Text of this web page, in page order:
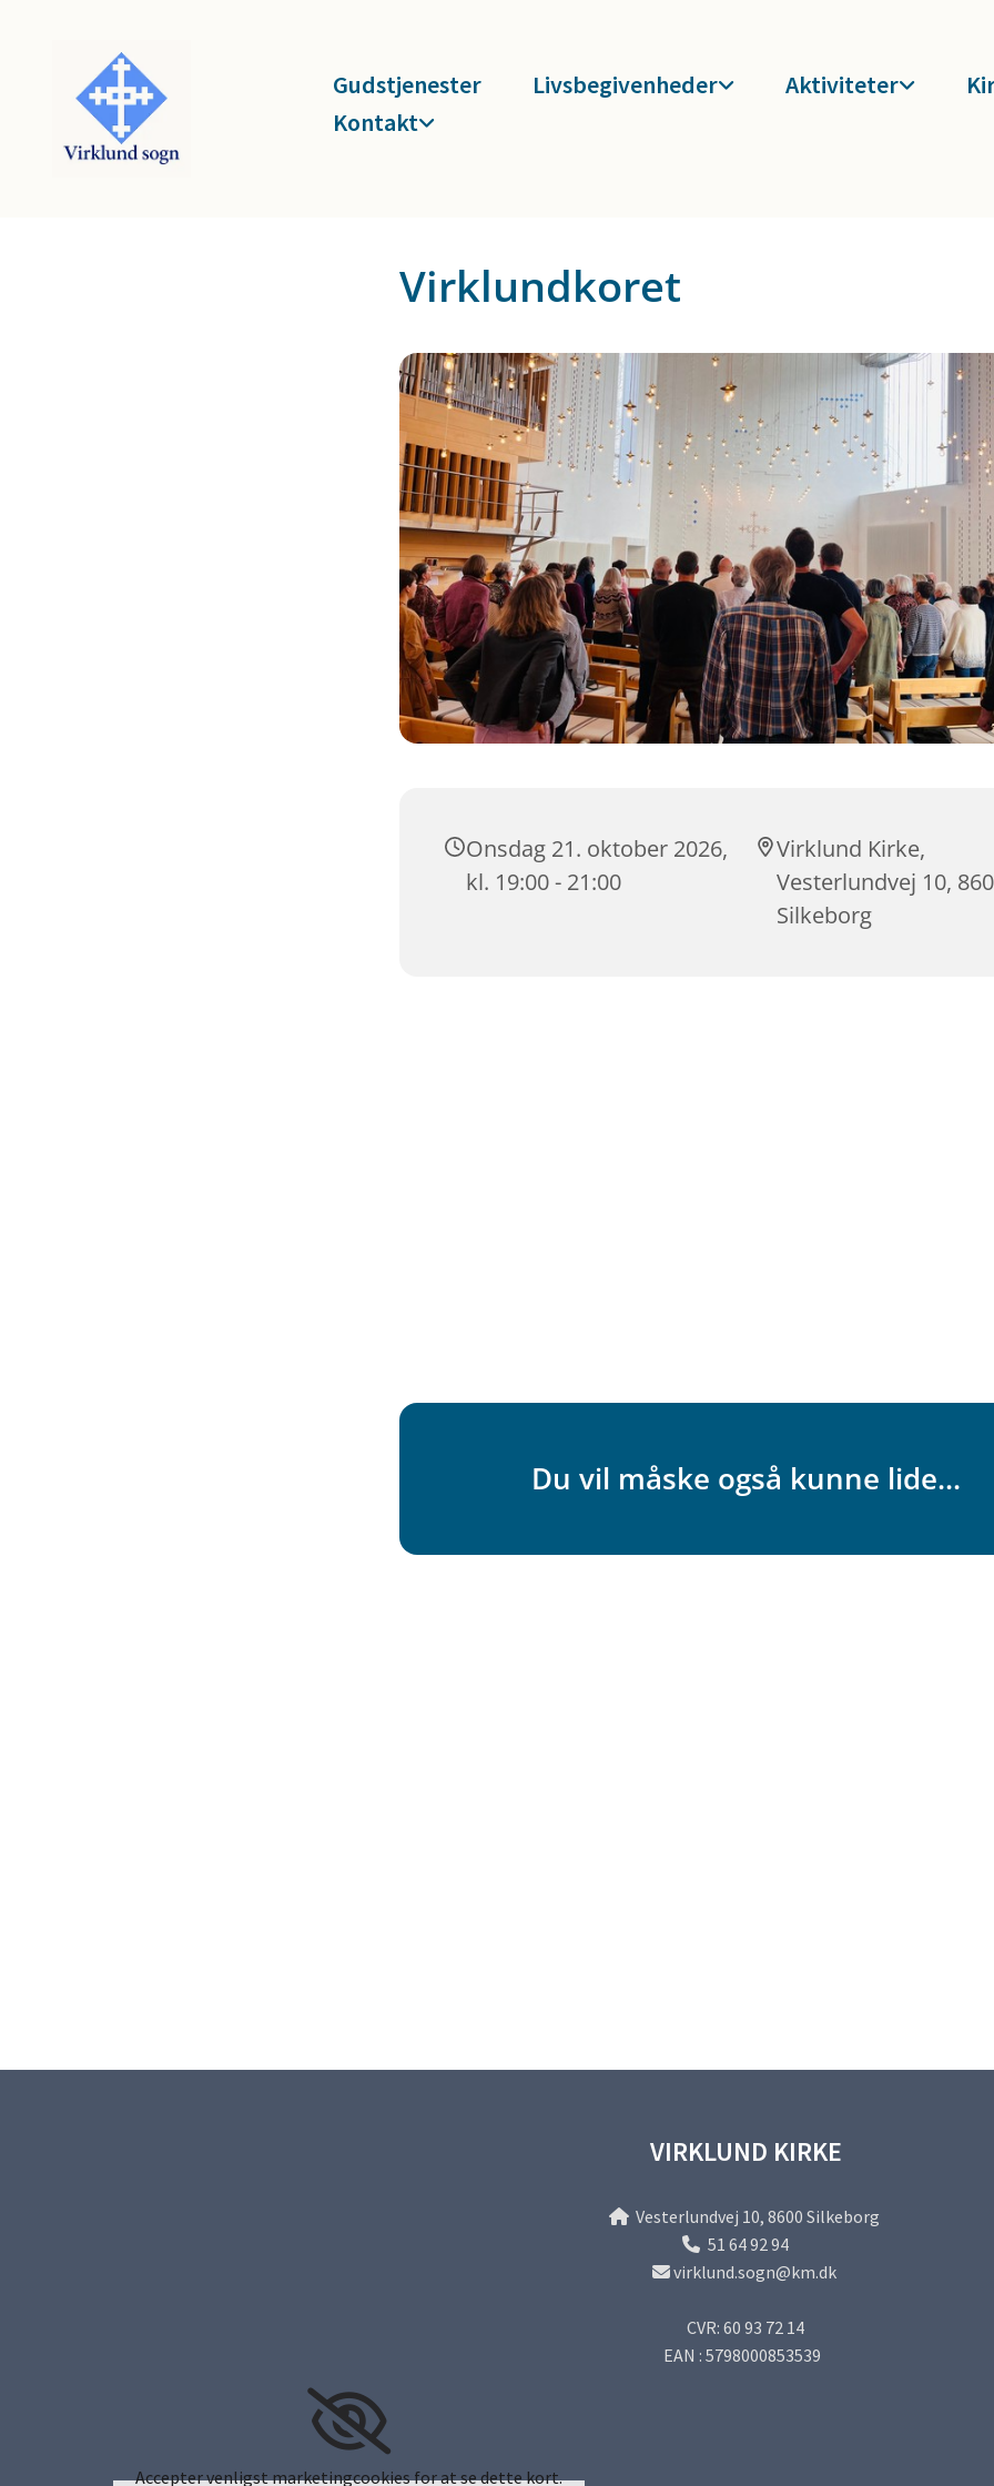
Gudstjenester Livsbegivenheder Aktiviteter
Kontakt
Virklundkoret
Onsdag 21. oktober 2026,
kl. 19:00 - 21:00
Virklund Kirke,
Vesterlundvej 10,
Silkeborg
Du vil måske også kunne lide...
VIRKLUND KIRKE
Vesterlundvej 10, 8600 Silkeborg
 51 64 92 94
virklund.sogn@km.dk
CVR: 60 93 72 14
EAN : 5798000853539
Accepter venligst marketingcookies for at se dette kort.